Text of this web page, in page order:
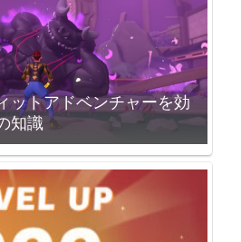
ットアドベンチャーを効
知識